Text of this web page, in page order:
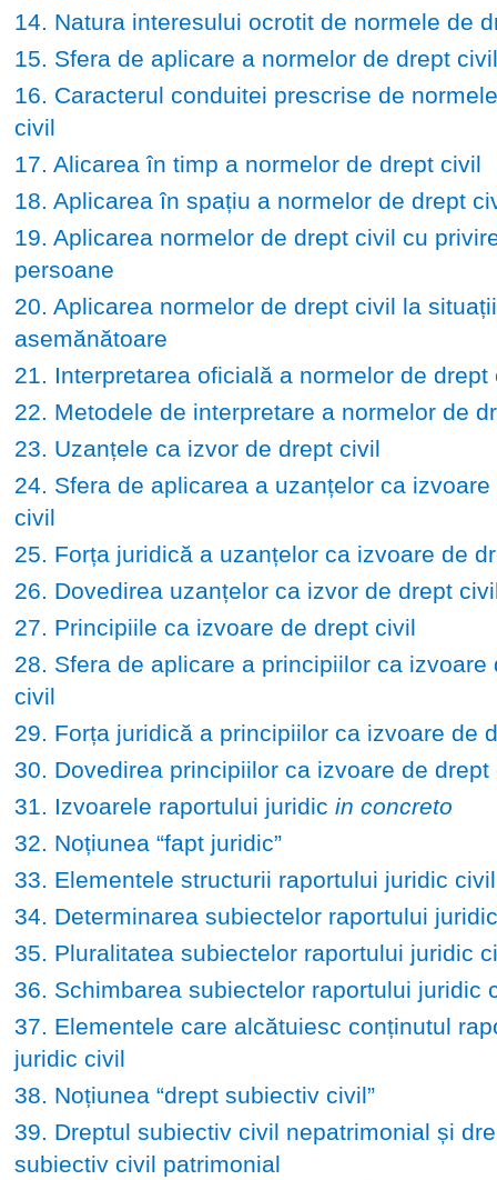
14. Natura interesului ocrotit de normele de
15. Sfera de aplicare a normelor de drept civil
16. Caracterul conduitei prescrise de
civil
17. Alicarea în timp a normelor de drept civil
18. Aplicarea în spațiu a normelor de drept
19. Aplicarea normelor de drept civil cu
persoane
20. Aplicarea normelor de drept civil la situații
asemănătoare
21. Interpretarea oficială a normelor de drept
22. Metodele de interpretare a normelor de
23. Uzanțele ca izvor de drept civil
24. Sfera de aplicarea a uzanțelor ca izvoare
civil
25. Forța juridică a uzanțelor ca izvoare de
26. Dovedirea uzanțelor ca izvor de drept
27. Principiile ca izvoare de drept civil
28. Sfera de aplicare a principiilor ca izvoare
civil
29. Forța juridică a principiilor ca izvoare de
30. Dovedirea principiilor ca izvoare de drept
31. Izvoarele raportului juridic in concreto
32. Noțiunea “fapt juridic”
33. Elementele structurii raportului juridic civil
34. Determinarea subiectelor raportului
35. Pluralitatea subiectelor raportului juridic
36. Schimbarea subiectelor raportului juridic
37. Elementele care alcătuiesc conținutul
juridic civil
38. Noțiunea “drept subiectiv civil”
39. Dreptul subiectiv civil nepatrimonial și
subiectiv civil patrimonial